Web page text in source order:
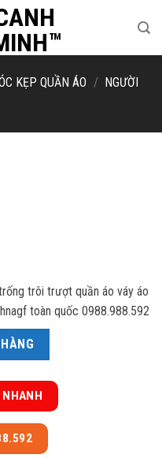
KẸP QUẦN ÁO / NGƯỜI
trôi trượt quần áo váy áo
toàn quốc 0988.988.592